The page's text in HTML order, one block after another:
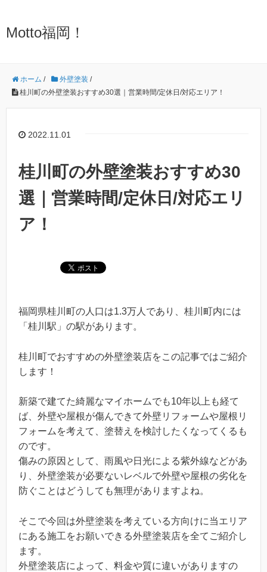
Motto福岡！
ホーム / 外壁塗装 /
桂川町の外壁塗装おすすめ30選｜営業時間/定休日/対応エリア！
2022.11.01
桂川町の外壁塗装おすすめ30
選｜営業時間/定休日/対応エリ
ア！
福岡県桂川町の人口は1.3万人であり、桂川町内には
「桂川駅」の駅があります。
桂川町でおすすめの外壁塗装店をこの記事ではご紹介
します！
新築で建てた綺麗なマイホームでも10年以上も経て
ば、外壁や屋根が傷んできて外壁リフォームや屋根リ
フォームを考えて、塗替えを検討したくなってくるも
のです。
傷みの原因として、雨風や日光による紫外線などがあ
り、外壁塗装が必要ないレベルで外壁や屋根の劣化を
防ぐことはどうしても無理がありますよね。
そこで今回は外壁塗装を考えている方向けに当エリア
にある施工をお願いできる外壁塗装店を全てご紹介し
ます。
外壁塗装店によって、料金や質に違いがありますの